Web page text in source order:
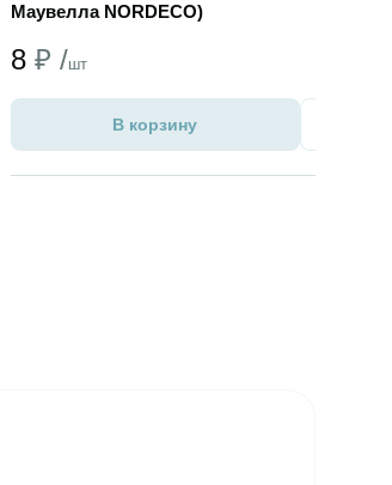
Маувелла NORDECO)
8 ₽ /шт
В корзину